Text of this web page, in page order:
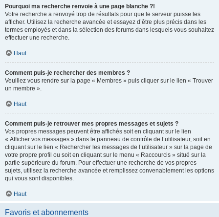
Pourquoi ma recherche renvoie à une page blanche ?!
Votre recherche a renvoyé trop de résultats pour que le serveur puisse les
afficher. Utilisez la recherche avancée et essayez d’être plus précis dans les
termes employés et dans la sélection des forums dans lesquels vous souhaitez
effectuer une recherche.
Haut
Comment puis-je rechercher des membres ?
Veuillez vous rendre sur la page « Membres » puis cliquer sur le lien « Trouver
un membre ».
Haut
Comment puis-je retrouver mes propres messages et sujets ?
Vos propres messages peuvent être affichés soit en cliquant sur le lien
« Afficher vos messages » dans le panneau de contrôle de l’utilisateur, soit en
cliquant sur le lien « Rechercher les messages de l’utilisateur » sur la page de
votre propre profil ou soit en cliquant sur le menu « Raccourcis » situé sur la
partie supérieure du forum. Pour effectuer une recherche de vos propres
sujets, utilisez la recherche avancée et remplissez convenablement les options
qui vous sont disponibles.
Haut
Favoris et abonnements